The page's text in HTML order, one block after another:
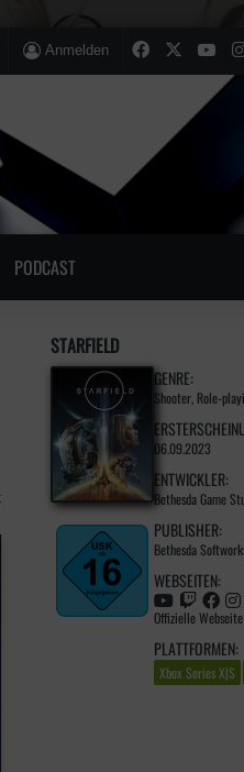
Zufälliger Artikel
Anmelden Facebook
PODCAST
STARFIELD
GENRE:
Shooter, Role-
06.09.2023
ENTWICKLER:
Bethesda Game
PUBLISHER:
Bethesda
WEBSEITEN:
Offizielle
PLATTFORMEN:
Xbox Series X|S